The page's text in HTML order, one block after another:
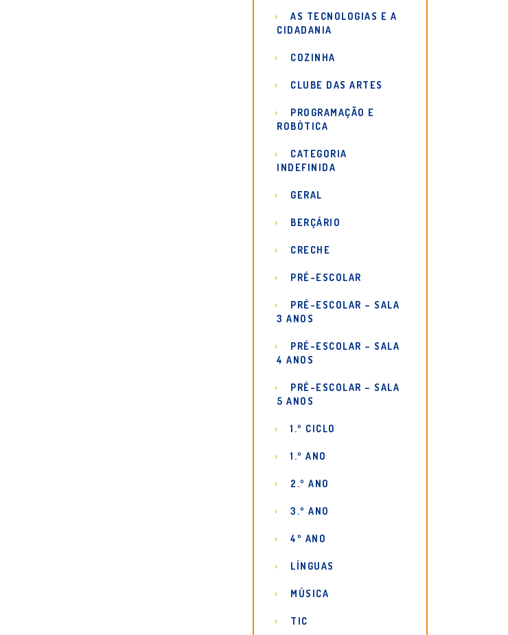
AS TECNOLOGIAS E A
CIDADANIA
COZINHA
CLUBE DAS ARTES
PROGRAMAÇÃO E
ROBÓTICA
CATEGORIA
INDEFINIDA
GERAL
BERÇÁRIO
CRECHE
PRÉ-ESCOLAR
PRÉ-ESCOLAR – SALA
3 ANOS
PRÉ-ESCOLAR – SALA
4 ANOS
PRÉ-ESCOLAR – SALA
5 ANOS
1.º CICLO
1.º ANO
2.º ANO
3.º ANO
4º ANO
LÍNGUAS
MÚSICA
TIC